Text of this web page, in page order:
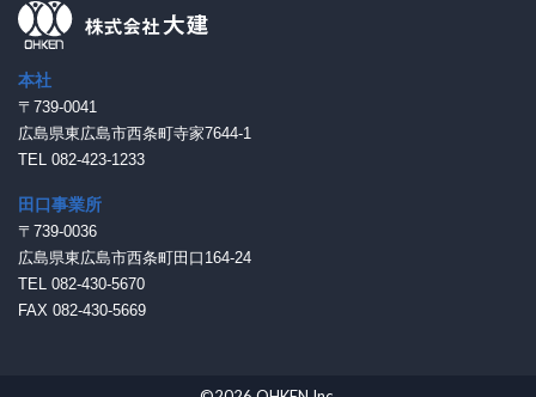
本社
〒739-0041
広島県東広島市西条町寺家7644-1
TEL 082-423-1233
田口事業所
〒739-0036
広島県東広島市西条町田口164-24
TEL 082-430-5670
FAX 082-430-5669